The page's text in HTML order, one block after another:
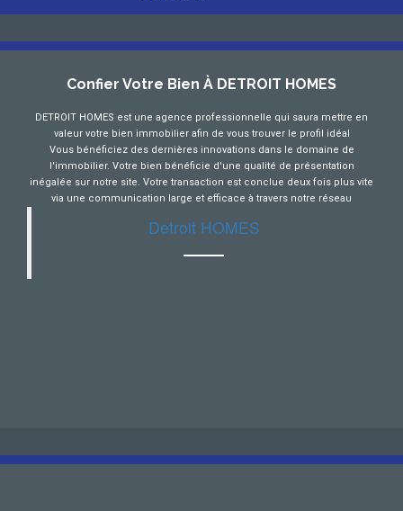
Confier Votre Bien À DETROIT HOMES
DETROIT HOMES est une agence professionnelle qui saura mettre en
valeur votre bien immobilier afin de vous trouver le profil idéal
Vous bénéficiez des dernières innovations dans le domaine de
l'immobilier. Votre bien bénéficie d'une qualité de présentation
inégalée sur notre site. Votre transaction est conclue deux fois plus vite
via une communication large et efficace à travers notre réseau
Detroit HOMES